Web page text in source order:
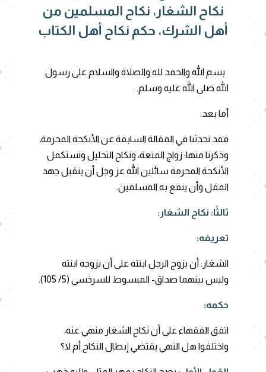
نكاح الشغار، نكاح المسلمين من
أهل الشرك، حكم نكاح أهل الكتاب
بسم الله والحمد لله والصلاة والسلام على رسول
الله صلى الله عليه وسلم.
أما بعد:
فقد تحدثنا في المقالة السابقة عن الأنكحة المحرمة،
وذكرنا منها: زواج المتعة، ونكاح التحليل ونستكمل
الأنكحة المحرمة سائلين الله عز وجل أن يتقبل جهد
المقل وأن ينفع به المسلمين.
ثالثًا: نكاح الشغار :
تعريفه:
الشغار: أن يزوج الرجل ابنته على أن يزوجه ابنته
وليس بينهما صداق- المبسوط للسرخسي (5/ 105).
حكمه:
اتفق الفقهاء على أن نكاح الشغار منهي عنه،
واختلفوا هل النهي يقتضي إبطال النكاح أم لا؟